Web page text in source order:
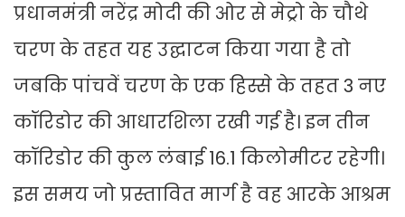
प्रधानमंत्री नरेंद्र मोदी की ओर से मेट्रो के चौथे
चरण के तहत यह उद्घाटन किया गया है तो
जबकि पांचवें चरण के एक हिस्से के तहत 3 नए
कॉरिडोर की आधारशिला रखी गई है। इन तीन
कॉरिडोर की कुल लंबाई 16.1 किलोमीटर रहेगी।
इस समय जो प्रस्तावित मार्ग है वह आरके आश्रम